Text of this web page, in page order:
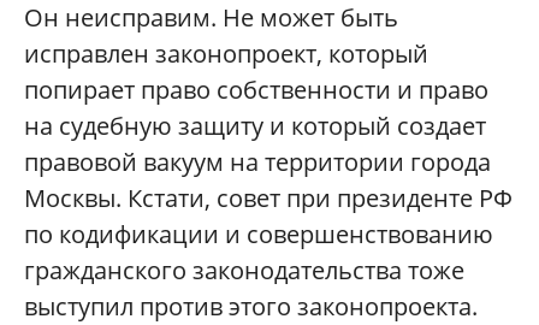
Он неисправим. Не может быть
исправлен законопроект, который
попирает право собственности и право
на судебную защиту и который создает
правовой вакуум на территории города
Москвы. Кстати, совет при президенте РФ
по кодификации и совершенствованию
гражданского законодательства тоже
выступил против этого законопроекта.